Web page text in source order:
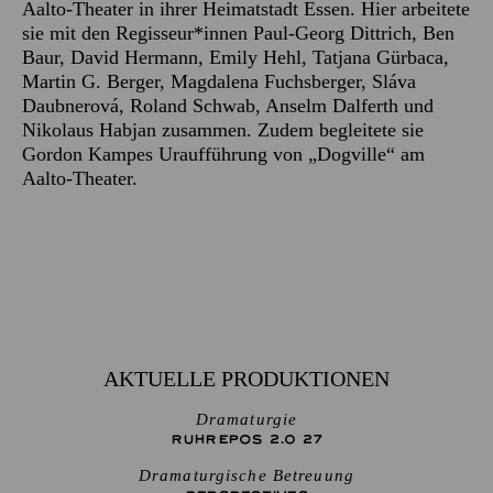
Aalto-Theater in ihrer Heimatstadt Essen. Hier arbeitete
sie mit den Regisseur*innen Paul-Georg Dittrich, Ben
Baur, David Hermann, Emily Hehl, Tatjana Gürbaca,
Martin G. Berger, Magdalena Fuchsberger, Sláva
Daubnerová, Roland Schwab, Anselm Dalferth und
Nikolaus Habjan zusammen. Zudem begleitete sie
Gordon Kampes Uraufführung von „Dogville“ am
Aalto-Theater.
AKTUELLE PRODUKTIONEN
Dramaturgie
RUHREPOS 2.0 27
Dramaturgische Betreuung